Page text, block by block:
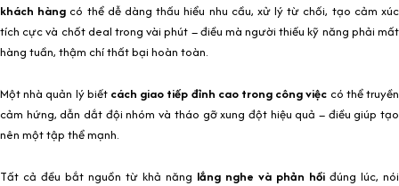
khách hàng có thể dễ dàng thấu hiểu nhu cầu, xử lý từ chối, tạo cảm xúc
tích cực và chốt deal trong vài phút – điều mà người thiếu kỹ năng phải mất
hàng tuần, thậm chí thất bại hoàn toàn.
Một nhà quản lý biết cách giao tiếp đỉnh cao trong công việc có thể truyền
cảm hứng, dẫn dắt đội nhóm và tháo gỡ xung đột hiệu quả – điều giúp tạo
nên một tập thể mạnh.
Tất cả đều bắt nguồn từ khả năng lắng nghe và phản hồi đúng lúc, nói